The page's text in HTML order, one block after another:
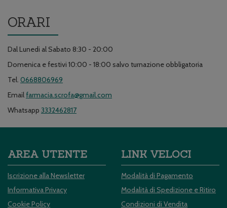
ORARI
Dal Lunedi al Sabato 8:30 - 20:00
Domenica e festivi 10:00 - 18:00 salvo turnazione obbligatoria
Tel. 0668806969
Emailfarmacia.scrofa@gmail.com
Whatsapp 3332462817
AREA UTENTE
Iscrizione alla Newsletter
Informativa Privacy
Cookie Policy
LINK VELOCI
Modalità di Pagamento
Modalità di Spedizione e Ritiro
Condizioni di Vendita